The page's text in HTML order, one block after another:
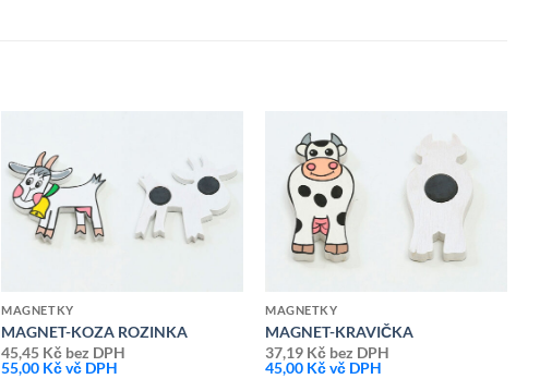
Přidat k
oblíbeným
MAGNETKY
MAGNET-KOZA ROZINKA
45,45 Kč bez DPH
55,00 Kčvč DPH
Přidat k
oblíbeným
MAGNETKY
MAGNET-KRAVIČKA
37,19 Kč bez DPH
45,00 Kčvč DPH